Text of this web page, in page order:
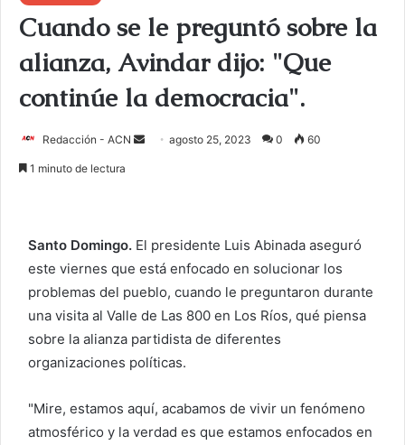
Cuando se le preguntó sobre la
alianza, Avindar dijo: "Que
continúe la democracia".
Redacción - ACN
r
u
n
c
o
r
agosto 25, 2023 0 60
1 minuto de lectura
Santo Domingo. El presidente Luis Abinada aseguró
este viernes que está enfocado en solucionar los
problemas del pueblo, cuando le preguntaron durante
una visita al Valle de Las 800 en Los Ríos, qué piensa
sobre la alianza partidista de diferentes
organizaciones políticas.
"Mire, estamos aquí, acabamos de vivir un fenómeno
atmosférico y la verdad es que estamos enfocados en